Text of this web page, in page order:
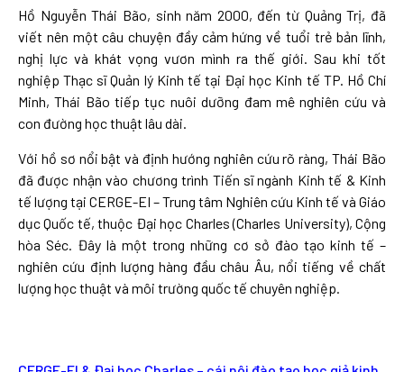
Hồ Nguyễn Thái Bão, sinh năm 2000, đến từ Quảng Trị, đã
viết nên một câu chuyện đầy cảm hứng về tuổi trẻ bản lĩnh,
nghị lực và khát vọng vươn mình ra thế giới. Sau khi tốt
nghiệp Thạc sĩ Quản lý Kinh tế tại Đại học Kinh tế TP. Hồ Chí
Minh, Thái Bão tiếp tục nuôi dưỡng đam mê nghiên cứu và
con đường học thuật lâu dài.
Với hồ sơ nổi bật và định hướng nghiên cứu rõ ràng, Thái Bão
đã được nhận vào chương trình Tiến sĩ ngành Kinh tế & Kinh
tế lượng tại CERGE-EI – Trung tâm Nghiên cứu Kinh tế và Giáo
dục Quốc tế, thuộc Đại học Charles (Charles University), Cộng
hòa Séc. Đây là một trong những cơ sở đào tạo kinh tế –
nghiên cứu định lượng hàng đầu châu Âu, nổi tiếng về chất
lượng học thuật và môi trường quốc tế chuyên nghiệp.